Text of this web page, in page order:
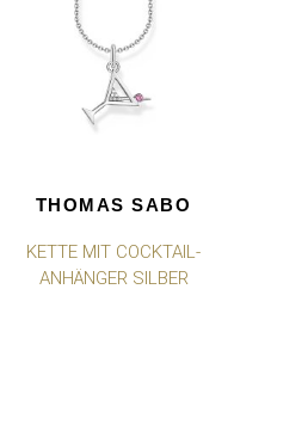
THOMAS SABO
KETTE MIT COCKTAIL-
ANHÄNGER SILBER